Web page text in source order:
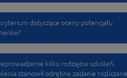
dotyczące oceny potencjału
kilku rodzajów szkoleń.
stanowił odrębne zadanie rozliczane